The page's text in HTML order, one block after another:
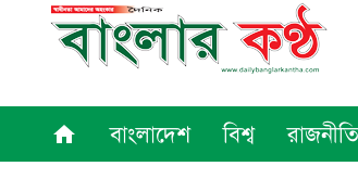
home বাংলাদেশ বিশ্ব রাজনীতি